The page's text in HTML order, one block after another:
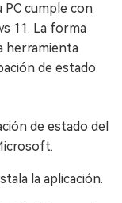
PC cumple con
11. La forma
herramienta
de estado
de estado del
la aplicación.